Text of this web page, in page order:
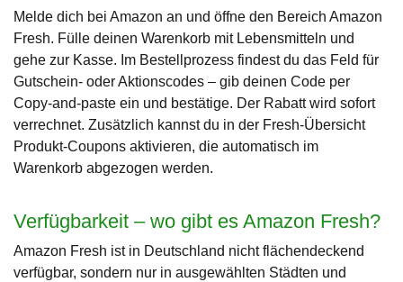
Melde dich bei Amazon an und öffne den Bereich Amazon
Fresh. Fülle deinen Warenkorb mit Lebensmitteln und
gehe zur Kasse. Im Bestellprozess findest du das Feld für
Gutschein- oder Aktionscodes – gib deinen Code per
Copy-and-paste ein und bestätige. Der Rabatt wird sofort
verrechnet. Zusätzlich kannst du in der Fresh-Übersicht
Produkt-Coupons aktivieren, die automatisch im
Warenkorb abgezogen werden.
Verfügbarkeit – wo gibt es Amazon Fresh?
Amazon Fresh ist in Deutschland nicht flächendeckend
verfügbar, sondern nur in ausgewählten Städten und